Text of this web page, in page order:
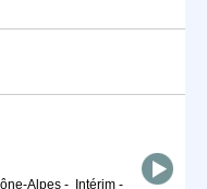
Alpes - Intérim -